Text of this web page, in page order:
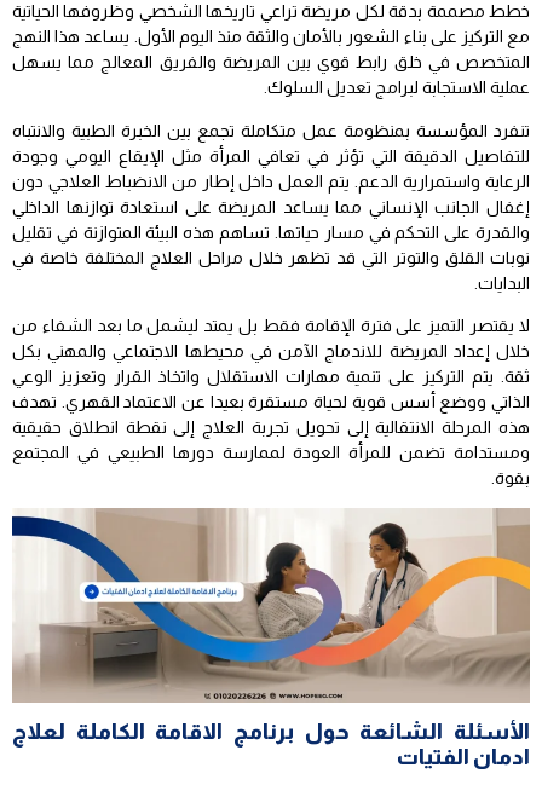
خطط مصممة بدقة لكل مريضة تراعي تاريخها الشخصي وظروفها الحياتية
مع التركيز على بناء الشعور بالأمان والثقة منذ اليوم الأول. يساعد هذا النهج
المتخصص في خلق رابط قوي بين المريضة والفريق المعالج مما يسهل
عملية الاستجابة لبرامج تعديل السلوك.
تنفرد المؤسسة بمنظومة عمل متكاملة تجمع بين الخبرة الطبية والانتباه
للتفاصيل الدقيقة التي تؤثر في تعافي المرأة مثل الإيقاع اليومي وجودة
الرعاية واستمرارية الدعم. يتم العمل داخل إطار من الانضباط العلاجي دون
إغفال الجانب الإنساني مما يساعد المريضة على استعادة توازنها الداخلي
والقدرة على التحكم في مسار حياتها. تساهم هذه البيئة المتوازنة في تقليل
نوبات القلق والتوتر التي قد تظهر خلال مراحل العلاج المختلفة خاصة في
البدايات.
لا يقتصر التميز على فترة الإقامة فقط بل يمتد ليشمل ما بعد الشفاء من
خلال إعداد المريضة للاندماج الآمن في محيطها الاجتماعي والمهني بكل
ثقة. يتم التركيز على تنمية مهارات الاستقلال واتخاذ القرار وتعزيز الوعي
الذاتي ووضع أسس قوية لحياة مستقرة بعيدا عن الاعتماد القهري. تهدف
هذه المرحلة الانتقالية إلى تحويل تجربة العلاج إلى نقطة انطلاق حقيقية
ومستدامة تضمن للمرأة العودة لممارسة دورها الطبيعي في المجتمع
بقوة.
الأسئلة الشائعة حول برنامج الاقامة الكاملة لعلاج
ادمان الفتيات